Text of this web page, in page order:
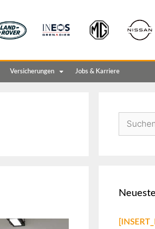
Versicherungen Jobs & Karriere